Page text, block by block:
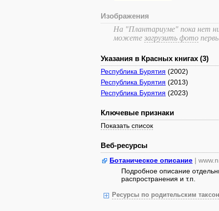
Изображения
На "Плантариуме" пока нет
можете загрузить фото
Указания в Красных книгах (3)
Республика Бурятия (2002)
Республика Бурятия (2013)
Республика Бурятия (2023)
Ключевые признаки
Показать список
Веб-ресурсы
Ботаническое описание |
Подробное описание
распространения и т.п.
Ресурсы по родительским